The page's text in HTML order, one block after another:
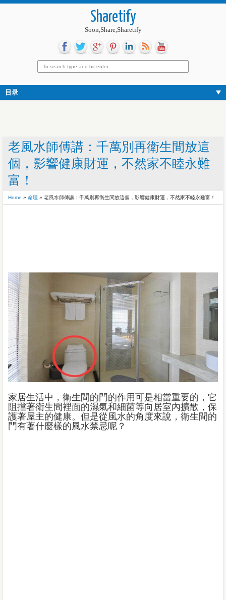
Sharetify
Soon,Share,Sharetify
目录
老風水師傅講：千萬別再衛生間放這
個，影響健康財運，不然家不睦永難
富！
Home » 命理 » 老風水師傅講：千萬別再衛生間放這個，影響健康財運，不然家不睦永難富！
家居生活中，衛生間的門的作用可是相當重要的，它
阻擋著衛生間裡面的濕氣和細菌等向居室內擴散，保
護著屋主的健康。但是從風水的角度來說，衛生間的
門有著什麼樣的風水禁忌呢？